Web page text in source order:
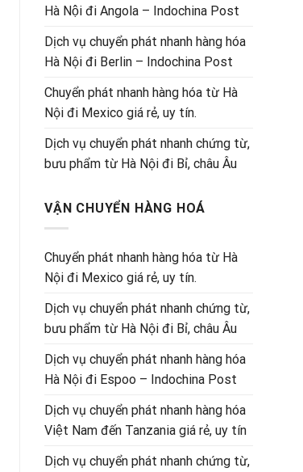
Hà Nội đi Angola – Indochina Post
Dịch vụ chuyển phát nhanh hàng hóa
Hà Nội đi Berlin – Indochina Post
Chuyển phát nhanh hàng hóa từ Hà
Nội đi Mexico giá rẻ, uy tín.
Dịch vụ chuyển phát nhanh chứng từ,
bưu phẩm từ Hà Nội đi Bỉ, châu Âu
VẬN CHUYỂN HÀNG HOÁ
Chuyển phát nhanh hàng hóa từ Hà
Nội đi Mexico giá rẻ, uy tín.
Dịch vụ chuyển phát nhanh chứng từ,
bưu phẩm từ Hà Nội đi Bỉ, châu Âu
Dịch vụ chuyển phát nhanh hàng hóa
Hà Nội đi Espoo – Indochina Post
Dịch vụ chuyển phát nhanh hàng hóa
Việt Nam đến Tanzania giá rẻ, uy tín
Dịch vụ chuyển phát nhanh chứng từ,